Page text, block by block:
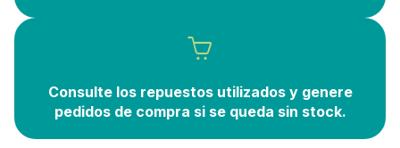
Consulte los repuestos utilizados y genere
pedidos de compra si se queda sin stock.